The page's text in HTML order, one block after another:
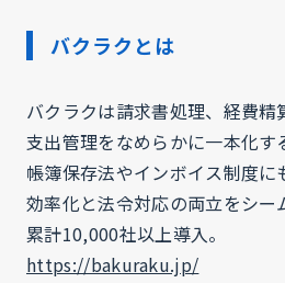
バクラクとは
バクラクは請求書処理、経費精
支出管理をなめらかに一本化す
帳簿保存法やインボイス制度に
効率化と法令対応の両立をシー
累計10,000社以上導入。
https://bakuraku.jp/